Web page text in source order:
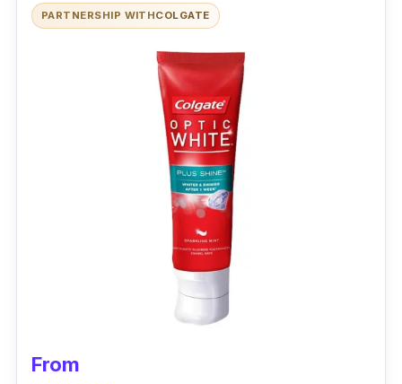
PARTNERSHIP WITHCOLGATE
From